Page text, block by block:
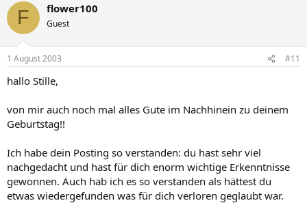
F flower100
Guest
1 August 2003 #11
hallo Stille,
von mir auch noch mal alles Gute im Nachhinein zu deinem
Geburtstag!!
Ich habe dein Posting so verstanden: du hast sehr viel
nachgedacht und hast für dich enorm wichtige Erkenntnisse
gewonnen. Auch hab ich es so verstanden als hättest du
etwas wiedergefunden was für dich verloren geglaubt war.